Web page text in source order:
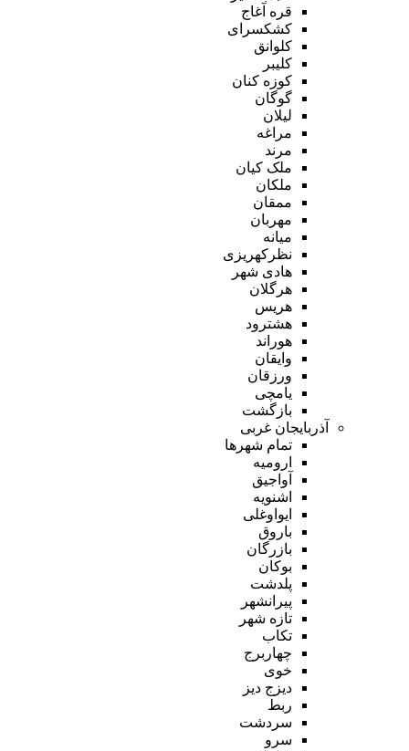
قره آغاج
کشکسرای
کلوانق
کلیبر
کوزه کنان
گوگان
لیلان
مراغه
مرند
ملک کیان
ملکان
ممقان
مهربان
میانه
نظرکهریزی
هادی شهر
هرگلان
هریس
هشترود
هوراند
وایقان
ورزقان
یامچی
بازگشت
آذربایجان غربی
تمام شهر‌ها
ارومیه
آواجیق
اشنویه
ایواوغلی
باروق
بازرگان
بوکان
پلدشت
پیرانشهر
تازه شهر
تکاب
چهاربرج
خوی
دیزج دیز
ربط
سردشت
سرو